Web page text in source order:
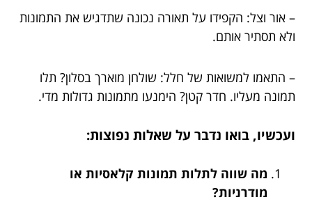
– אור וצל: הקפידו על תאורה נכונה שתדגיש את התמונות
ולא תסתיר אותם.
– התאמו למשואות של חלל: שולחן מוארך בסלון? תלו
תמונה מעליו. חדר קטן? הימנעו מתמונות גדולות מדי.
ועכשיו, בואו נדבר על שאלות נפוצות:
מה שווה לתלות תמונות קלאסיות או
מודרניות?